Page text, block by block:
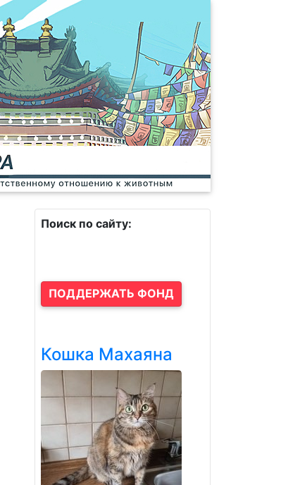
Поиск по сайту:
ПОДДЕРЖАТЬ ФОНД
Кошка Махаяна